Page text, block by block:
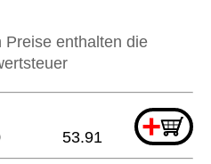
Preise enthalten die
+
53.91